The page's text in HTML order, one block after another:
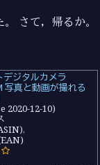
さて，帰るか。
デジタルカメラ
写真と動画が撮れる
2020-12-10)